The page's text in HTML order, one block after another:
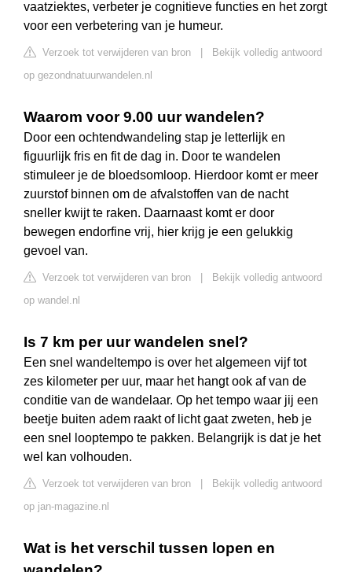
vaatziektes, verbeter je cognitieve functies en het zorgt
voor een verbetering van je humeur.
Verzoek tot verwijderen van bron
Bekijk volledig antwoord
op gezondnatuurwandelen.nl
Waarom voor 9.00 uur wandelen?
Door een ochtendwandeling stap je letterlijk en
figuurlijk fris en fit de dag in. Door te wandelen
stimuleer je de bloedsomloop. Hierdoor komt er meer
zuurstof binnen om de afvalstoffen van de nacht
sneller kwijt te raken. Daarnaast komt er door
bewegen endorfine vrij, hier krijg je een gelukkig
gevoel van.
Verzoek tot verwijderen van bron
Bekijk volledig antwoord
op wandel.nl
Is 7 km per uur wandelen snel?
Een snel wandeltempo is over het algemeen vijf tot
zes kilometer per uur, maar het hangt ook af van de
conditie van de wandelaar. Op het tempo waar jij een
beetje buiten adem raakt of licht gaat zweten, heb je
een snel looptempo te pakken. Belangrijk is dat je het
wel kan volhouden.
Verzoek tot verwijderen van bron
Bekijk volledig antwoord
op jan-magazine.nl
Wat is het verschil tussen lopen en